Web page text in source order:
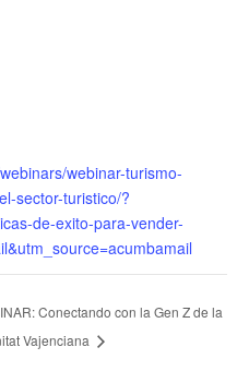
webinar-turismo-
sector-turistico/?
de-exito-para-vender-
Conectando con la Gen Z de la
Vajenciana